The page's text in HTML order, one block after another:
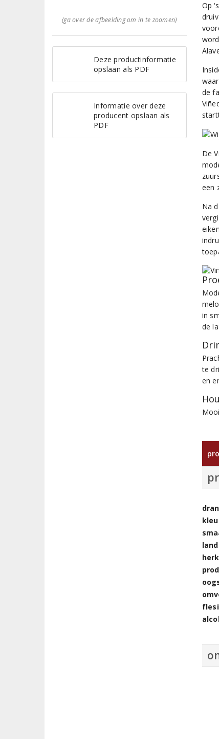
(ga over de afbeelding om in te zoomen)
Deze productinformatie
opslaan als PDF
Informatie over deze
producent opslaan als
PDF
Op
de
De
een
Na
in
de
te
en
land